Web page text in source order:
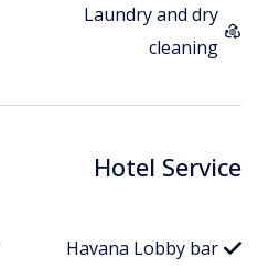
Laundry and dry
cleaning
Hotel Service
Havana Lobby bar